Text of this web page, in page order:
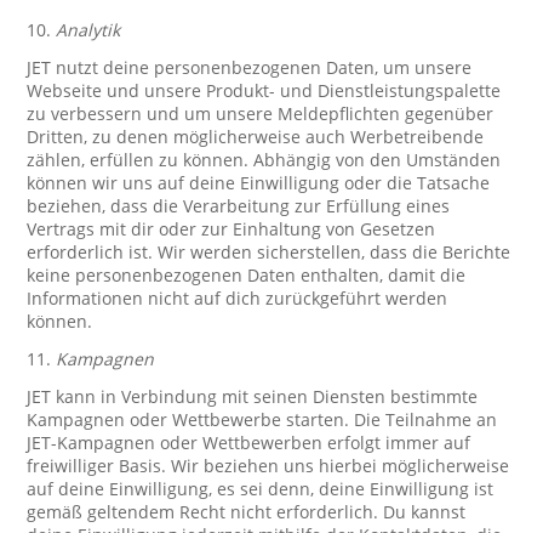
10.Analytik
JET nutzt deine personenbezogenen Daten, um unsere
Webseite und unsere Produkt- und Dienstleistungspalette
zu verbessern und um unsere Meldepflichten gegenüber
Dritten, zu denen möglicherweise auch Werbetreibende
zählen, erfüllen zu können. Abhängig von den Umständen
können wir uns auf deine Einwilligung oder die Tatsache
beziehen, dass die Verarbeitung zur Erfüllung eines
Vertrags mit dir oder zur Einhaltung von Gesetzen
erforderlich ist. Wir werden sicherstellen, dass die Berichte
keine personenbezogenen Daten enthalten, damit die
Informationen nicht auf dich zurückgeführt werden
können.
11. Kampagnen
JET kann in Verbindung mit seinen Diensten bestimmte
Kampagnen oder Wettbewerbe starten. Die Teilnahme an
JET-Kampagnen oder Wettbewerben erfolgt immer auf
freiwilliger Basis. Wir beziehen uns hierbei möglicherweise
auf deine Einwilligung, es sei denn, deine Einwilligung ist
gemäß geltendem Recht nicht erforderlich. Du kannst